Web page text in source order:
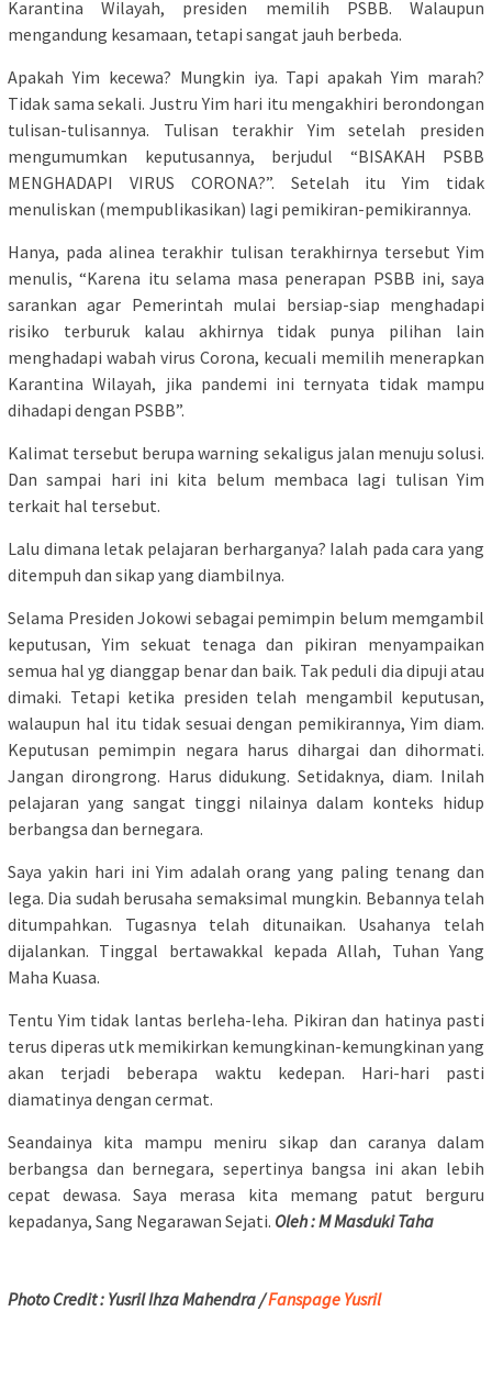
Karantina Wilayah, presiden memilih PSBB. Walaupun
mengandung kesamaan, tetapi sangat jauh berbeda.
Apakah Yim kecewa? Mungkin iya. Tapi apakah Yim marah?
Tidak sama sekali. Justru Yim hari itu mengakhiri berondongan
tulisan-tulisannya. Tulisan terakhir Yim setelah presiden
mengumumkan keputusannya, berjudul “BISAKAH PSBB
MENGHADAPI VIRUS CORONA?”. Setelah itu Yim tidak
menuliskan (mempublikasikan) lagi pemikiran-pemikirannya.
Hanya, pada alinea terakhir tulisan terakhirnya tersebut Yim
menulis, “Karena itu selama masa penerapan PSBB ini, saya
sarankan agar Pemerintah mulai bersiap-siap menghadapi
risiko terburuk kalau akhirnya tidak punya pilihan lain
menghadapi wabah virus Corona, kecuali memilih menerapkan
Karantina Wilayah, jika pandemi ini ternyata tidak mampu
dihadapi dengan PSBB”.
Kalimat tersebut berupa warning sekaligus jalan menuju solusi.
Dan sampai hari ini kita belum membaca lagi tulisan Yim
terkait hal tersebut.
Lalu dimana letak pelajaran berharganya? Ialah pada cara yang
ditempuh dan sikap yang diambilnya.
Selama Presiden Jokowi sebagai pemimpin belum memgambil
keputusan, Yim sekuat tenaga dan pikiran menyampaikan
semua hal yg dianggap benar dan baik. Tak peduli dia dipuji atau
dimaki. Tetapi ketika presiden telah mengambil keputusan,
walaupun hal itu tidak sesuai dengan pemikirannya, Yim diam.
Keputusan pemimpin negara harus dihargai dan dihormati.
Jangan dirongrong. Harus didukung. Setidaknya, diam. Inilah
pelajaran yang sangat tinggi nilainya dalam konteks hidup
berbangsa dan bernegara.
Saya yakin hari ini Yim adalah orang yang paling tenang dan
lega. Dia sudah berusaha semaksimal mungkin. Bebannya telah
ditumpahkan. Tugasnya telah ditunaikan. Usahanya telah
dijalankan. Tinggal bertawakkal kepada Allah, Tuhan Yang
Maha Kuasa.
Tentu Yim tidak lantas berleha-leha. Pikiran dan hatinya pasti
terus diperas utk memikirkan kemungkinan-kemungkinan yang
akan terjadi beberapa waktu kedepan. Hari-hari pasti
diamatinya dengan cermat.
Seandainya kita mampu meniru sikap dan caranya dalam
berbangsa dan bernegara, sepertinya bangsa ini akan lebih
cepat dewasa. Saya merasa kita memang patut berguru
kepadanya, Sang Negarawan Sejati. Oleh : M Masduki Taha
Photo Credit : Yusril Ihza Mahendra /Fanspage Yusril